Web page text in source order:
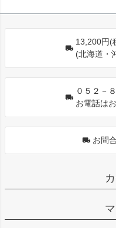
13,200円(
(北海道・
０５２－
お電話は
お問